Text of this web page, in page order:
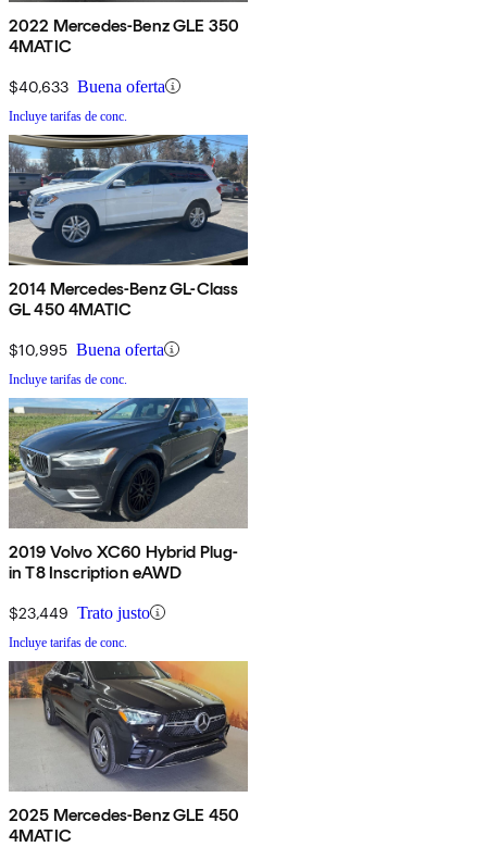
2022 Mercedes-Benz GLE 350
4MATIC
$40,633 Buena oferta
Incluye tarifas de conc.
2014 Mercedes-Benz GL-Class
GL 450 4MATIC
$10,995 Buena oferta
Incluye tarifas de conc.
2019 Volvo XC60 Hybrid Plug-
in T8 Inscription eAWD
$23,449 Trato justo
Incluye tarifas de conc.
2025 Mercedes-Benz GLE 450
4MATIC